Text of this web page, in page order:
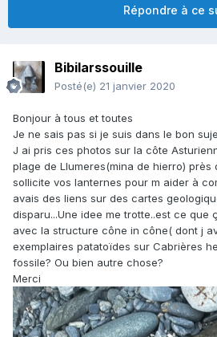
Répondre à ce
Bibilarssouille
Posté(e) 21 janvier 2020
Bonjour à tous et toutes
Je ne sais pas si je suis dans le bon
J ai pris ces photos sur la côte
plage de Llumeres(mina de hierro) près
sollicite vos lanternes pour m aider à
avais des liens sur des cartes
disparu...Une idee me trotte..est ce que
avec la structure cône in cône( dont j
exemplaires patatoïdes sur Cabrières
fossile? Ou bien autre chose?
Merci